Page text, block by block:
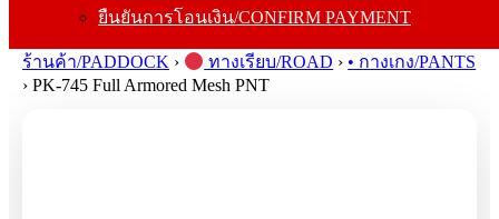
ยืนยันการโอนเงิน/CONFIRM PAYMENT
Search for:
ร้านค้า/PADDOCK › ทางเรียบ/ROAD › • กางเกง/PANTS
› PK-745 Full Armored Mesh PNT